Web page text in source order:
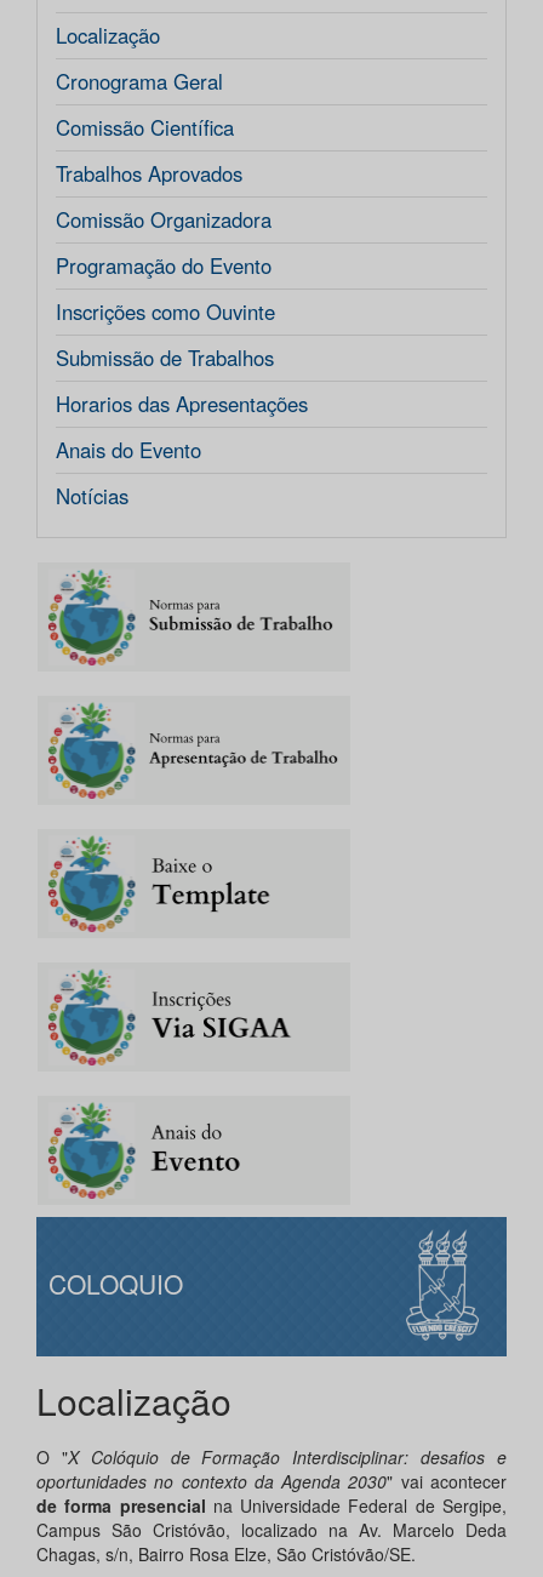
Localização
Cronograma Geral
Comissão Científica
Trabalhos Aprovados
Comissão Organizadora
Programação do Evento
Inscrições como Ouvinte
Submissão de Trabalhos
Horarios das Apresentações
Anais do Evento
Notícias
COLOQUIO
Localização
O "X Colóquio de Formação Interdisciplinar: desafios e
oportunidades no contexto da Agenda 2030" vai acontecer
de forma presencial na Universidade Federal de Sergipe,
Campus São Cristóvão, localizado na Av. Marcelo Deda
Chagas, s/n, Bairro Rosa Elze, São Cristóvão/SE.